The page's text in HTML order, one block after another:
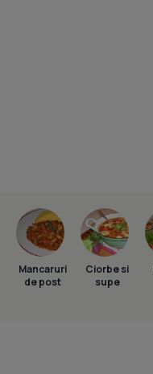
Mancaruri
de post
Ciorbe si
supe